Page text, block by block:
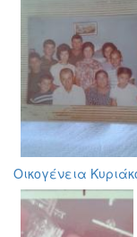
Οικογένεια